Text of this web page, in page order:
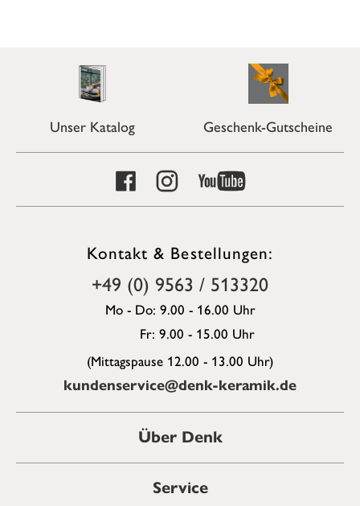
Unser Katalog Geschenk-Gutscheine
Kontakt & Bestellungen:
+49 (0) 9563 / 513320
Mo - Do: 9.00 - 16.00 Uhr
Fr: 9.00 - 15.00 Uhr
(Mittagspause 12.00 - 13.00 Uhr)
kundenservice@denk-keramik.de
Über Denk
Service